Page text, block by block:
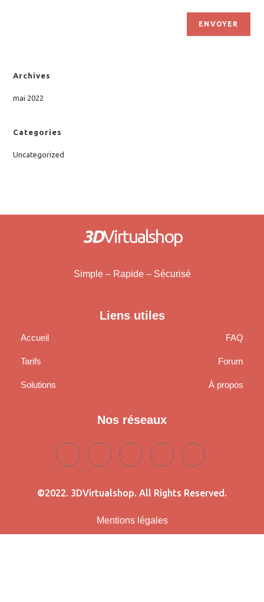
ENVOYER
Archives
mai 2022
Categories
Uncategorized
3DVirtualshop
Simple – Rapide – Sécurisé
Liens utiles
Accueil
Tarifs
Solutions
FAQ
Forum
À propos
Nos réseaux
©2022. 3DVirtualshop. All Rights Reserved.
Mentions légales